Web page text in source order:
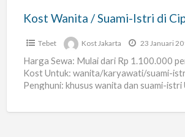
Jakarta
Timur Tebet Kost Jakarta 23 Januari
Harga Sewa: Mulai dari Rp 1.100.000
Kost Untuk: wanita/karyawati/suami-
Penghuni: khusus wanita dan suami-istri